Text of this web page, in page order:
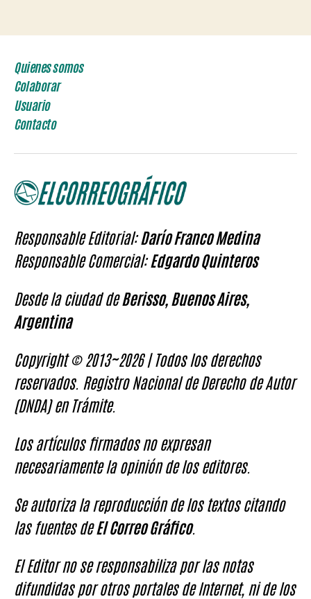
Quienes somos
Colaborar
Usuario
Contacto
Responsable Editorial:Darío Franco Medina
Responsable Comercial:Edgardo Quinteros
Desde la ciudad deBerisso, Buenos Aires,
Argentina
Copyright © 2013~2026 | Todos los derechos
reservados. Registro Nacional de Derecho de Autor
(DNDA) en Trámite.
Los artículos firmados no expresan
necesariamente la opinión de los editores.
Se autoriza la reproducción de los textos citando
las fuentes deEl Correo Gráfico.
El Editor no se responsabiliza por las notas
difundidas por otros portales de Internet, ni de los